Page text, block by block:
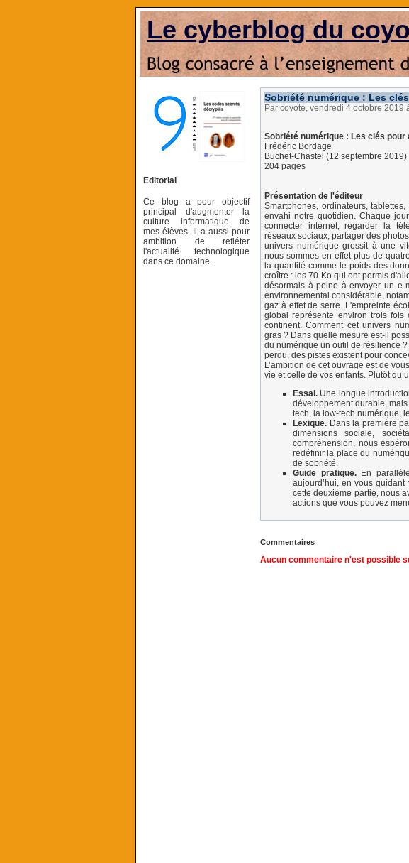
Le cyberblog du
Editorial
Ce blog a pour objectif
principal d'augmenter la
culture informatique de
mes élèves. Il a aussi pour
ambition de refléter
l'actualité technologique
dans ce domaine.
Sobriété numérique : Les
Par coyote, vendredi 4 octobre 2019
Sobriété numérique : Les clés pour
Frédéric Bordage
Buchet-Chastel (12 septembre 2019)
204 pages
Présentation de l'éditeur
Smartphones, ordinateurs,
envahi notre quotidien. Chaque
connecter internet, regarder la
réseaux sociaux, partager des
univers numérique grossit à une
nous sommes en effet plus de
la quantité comme le poids des
croître : les 70 Ko qui ont permis
désormais à peine à envoyer un
environnemental considérable,
gaz à effet de serre. L'empreinte
global représente environ trois
continent. Comment cet univers
gras ? Dans quelle mesure est-il
du numérique un outil de résilience
perdu, des pistes existent pour
L’ambition de cet ouvrage est de
vie et celle de vos enfants. Plutôt
Essai. Une longue
développement durable,
tech, la low-tech numérique,
Lexique. Dans la première
dimensions sociale,
compréhension, nous
redéfinir la place du
de sobriété.
Guide pratique.En
aujourd’hui, en vous
cette deuxième partie, nous
actions que vous pouvez
Commentaires
Aucun commentaire n'est possible